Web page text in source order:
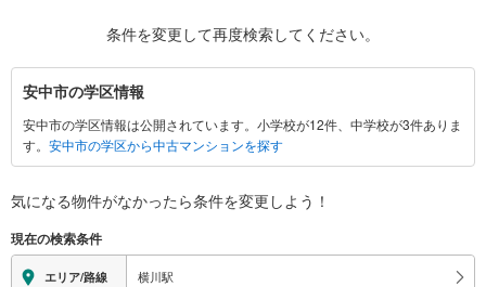
条件を変更して再度検索してください。
安
中
市
に
す
情
報
安中市の学区情報
安中市の学区情報は公開されています。小学校が12件、中学校が3件ありま
す。 安中市の学区から中古マンションを探す
気になる物件がなかったら条件を変更しよう！
現在の検索条件
エリア/路線 横川駅